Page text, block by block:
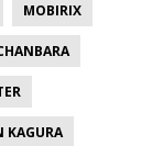
MOBIRIX
KAGURA